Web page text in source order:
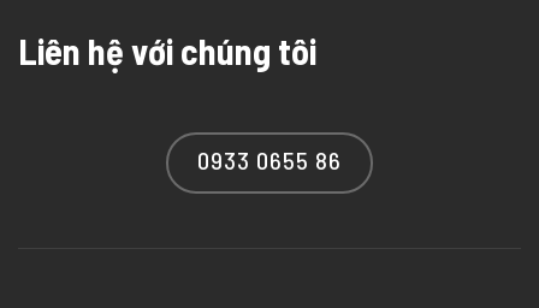
Liên hệ với chúng tôi
0933 0655 86